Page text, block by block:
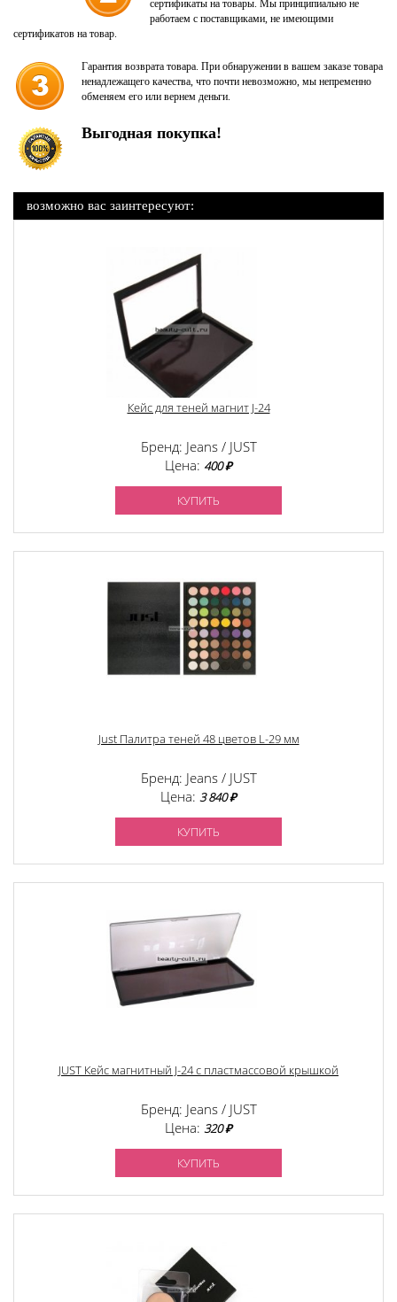
сертификаты на товары. Мы принципиально не
работаем с поставщиками, не имеющими
сертификатов на товар.
Гарантия возврата товара. При обнаружении в вашем заказе товара
ненадлежащего качества, что почти невозможно, мы непременно
обменяем его или вернем деньги.
Выгодная покупка!
возможно вас заинтересуют:
Кейс для теней магнит J-24
Бренд: Jeans / JUST
Цена: 400 ₽
КУПИТЬ
Just Палитра теней 48 цветов L-29 мм
Бренд: Jeans / JUST
Цена: 3 840 ₽
КУПИТЬ
JUST Кейс магнитный J-24 с пластмассовой крышкой
Бренд: Jeans / JUST
Цена: 320 ₽
КУПИТЬ